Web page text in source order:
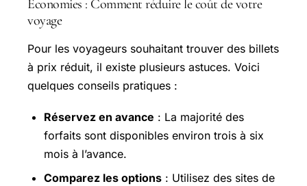
Économies : Comment réduire le coût de votre
voyage
Pour les voyageurs souhaitant trouver des billets
à prix réduit, il existe plusieurs astuces. Voici
quelques conseils pratiques :
Réservez en avance : La majorité des
forfaits sont disponibles environ trois à six
mois à l’avance.
Comparez les options : Utilisez des sites de